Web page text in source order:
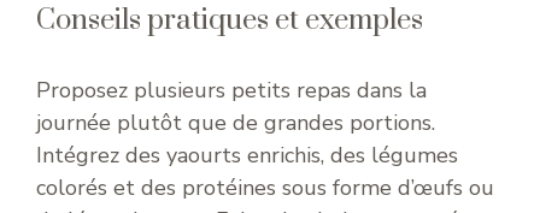
Conseils pratiques et exemples
Proposez plusieurs petits repas dans la
journée plutôt que de grandes portions.
Intégrez des yaourts enrichis, des légumes
colorés et des protéines sous forme d’œufs ou